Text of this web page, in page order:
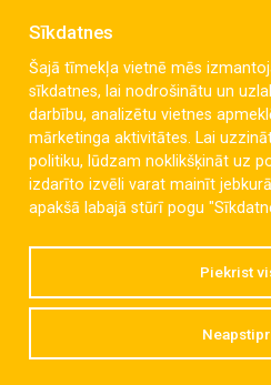
Celmu iela 6,
+371
Sīkdatnes
Šajā tīmekļa vietnē mēs
sīkdatnes, lai nodrošinātu un
darbību, analizētu vietnes
mārketinga aktivitātes. Lai
politiku, lūdzam noklikšķināt uz
izdarīto izvēli varat mainīt
apakšā labajā stūrī pogu
Piekrist